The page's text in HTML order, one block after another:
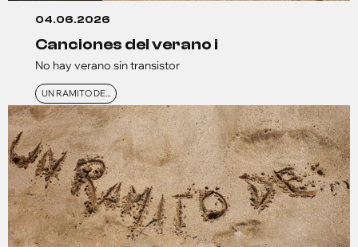
04.06.2026
canciones del verano i
No hay verano sin transistor
UN RAMITO DE...